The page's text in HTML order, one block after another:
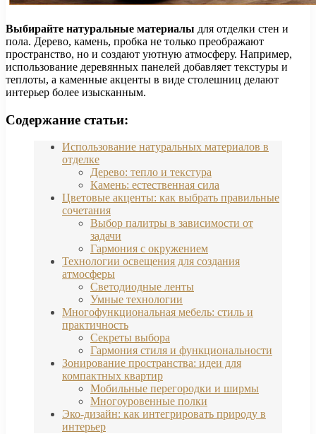
Выбирайте натуральные материалы для отделки стен и
пола. Дерево, камень, пробка не только преображают
пространство, но и создают уютную атмосферу. Например,
использование деревянных панелей добавляет текстуры и
теплоты, а каменные акценты в виде столешниц делают
интерьер более изысканным.
Содержание статьи:
Использование натуральных материалов в
отделке
Дерево: тепло и текстура
Камень: естественная сила
Цветовые акценты: как выбрать правильные
сочетания
Выбор палитры в зависимости от
задачи
Гармония с окружением
Технологии освещения для создания
атмосферы
Светодиодные ленты
Умные технологии
Многофункциональная мебель: стиль и
практичность
Секреты выбора
Гармония стиля и функциональности
Зонирование пространства: идеи для
компактных квартир
Мобильные перегородки и ширмы
Многоуровенные полки
Эко-дизайн: как интегрировать природу в
интерьер